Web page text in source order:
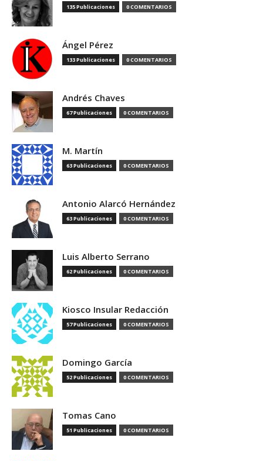
135 Publicaciones 0 COMENTARIOS
Ángel Pérez
133 Publicaciones 0 COMENTARIOS
Andrés Chaves
67 Publicaciones 0 COMENTARIOS
M. Martín
63 Publicaciones 0 COMENTARIOS
Antonio Alarcó Hernández
63 Publicaciones 0 COMENTARIOS
Luis Alberto Serrano
62 Publicaciones 0 COMENTARIOS
Kiosco Insular Redacción
57 Publicaciones 0 COMENTARIOS
Domingo García
52 Publicaciones 0 COMENTARIOS
Tomas Cano
51 Publicaciones 0 COMENTARIOS